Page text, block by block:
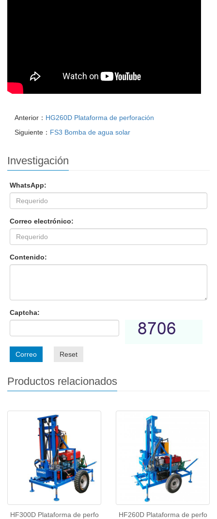
Anterior： HG260D Plataforma de perforación
Siguiente： FS3 Bomba de agua solar
Investigación
WhatsApp:
Correo electrónico:
Contenido:
Captcha:
Correo Reset
Productos relacionados
HF300D Plataforma de perfo HF260D Plataforma de perfo